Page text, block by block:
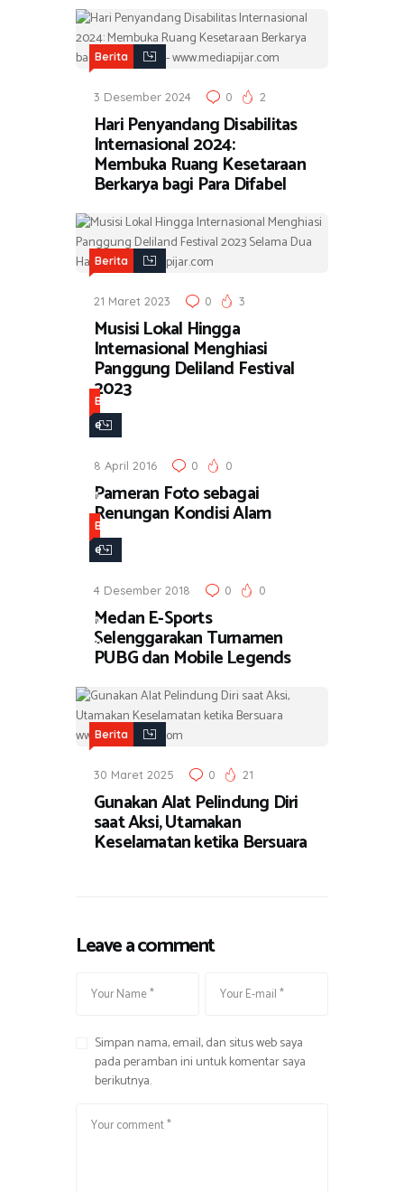
Berita
3 Desember 2024 0 2
Hari Penyandang Disabilitas
Internasional 2024:
Membuka Ruang Kesetaraan
Berkarya bagi Para Difabel
Berita
21 Maret 2023 0 3
Musisi Lokal Hingga
Internasional Menghiasi
Panggung Deliland Festival
2023
B
e
i
t
a
8 April 2016 0 0
Pameran Foto sebagai
Renungan Kondisi Alam
B
e
i
t
a
4 Desember 2018 0 0
Medan E-Sports
Selenggarakan Turnamen
PUBG dan Mobile Legends
Berita
30 Maret 2025 0 21
Gunakan Alat Pelindung Diri
saat Aksi, Utamakan
Keselamatan ketika Bersuara
Leave a comment
Simpan nama, email, dan situs web saya
pada peramban ini untuk komentar saya
berikutnya.